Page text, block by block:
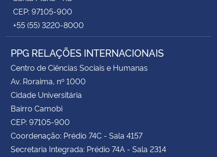
CEP: 97105-900
+55 (55) 3220-8000
PPG RELAÇÕES INTERNACIONAIS
Centro de Ciências Sociais e Humanas
Av. Roraima, nº 1000
Cidade Universitária
Bairro Camobi
CEP: 97105-900
Coordenação: Prédio 74C - Sala 4157
Secretaria Integrada: Prédio 74A - Sala 2314